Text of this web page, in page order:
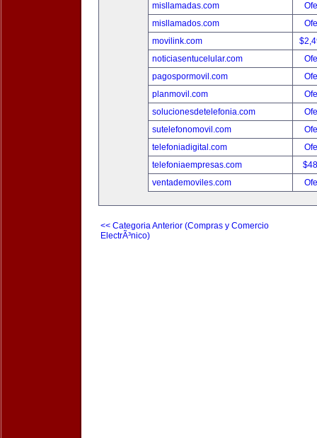
misllamadas.com
misllamados.com
movilink.com
noticiasentucelular.com
pagospormovil.com
planmovil.com
solucionesdetelefonia.com
sutelefonomovil.com
telefoniadigital.com
telefoniaempresas.com
ventademoviles.com
<< Categoria Anterior (Compras y Comercio
ElectrÃ³nico)